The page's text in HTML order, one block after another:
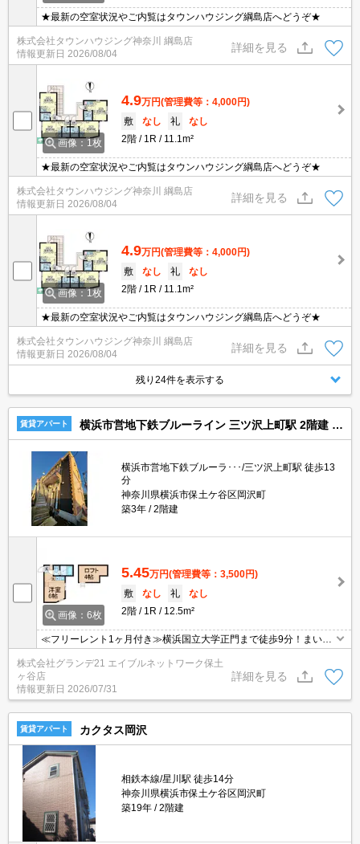
★最新の空室状況やご内覧はタウンハウジング綱島店へどうぞ★
株式会社タウンハウジング神奈川 綱島店
情報更新日 2026/08/04
詳細を見る
画像：1枚
4.9万円(管理費等：4,000円)
敷
なし 礼
なし
2階
1R 11.1m²
★最新の空室状況やご内覧はタウンハウジング綱島店へどうぞ★
株式会社タウンハウジング神奈川 綱島店
情報更新日 2026/08/04
詳細を見る
画像：1枚
4.9万円(管理費等：4,000円)
敷
なし 礼
なし
2階
1R 11.1m²
★最新の空室状況やご内覧はタウンハウジング綱島店へどうぞ★
株式会社タウンハウジング神奈川 綱島店
情報更新日 2026/08/04
詳細を見る
残り24件を表示する
賃貸アパート 横浜市営地下鉄ブルーライン 三ツ沢上町駅 2階建 築3年
横浜市営地下鉄ブルーラ･･･/三ツ沢上町駅 徒歩13
分
神奈川県横浜市保土ケ谷区岡沢町
築3年
2階建
画像：6枚
5.45万円(管理費等：3,500円)
敷
なし 礼
なし
2階
1R 12.5m²
≪フリーレント1ヶ月付き≫横浜国立大学正門まで徒歩9分！まいば
すけっと、コンビニまで徒歩5分！室内物干し・IHクッキングヒー
ター・24時間換気システム・浴室乾燥機など嬉しい設備満載★
株式会社グランデ21 エイブルネットワーク保土
ヶ谷店
情報更新日 2026/07/31
詳細を見る
賃貸アパート カクタス岡沢
相鉄本線/星川駅 徒歩14分
神奈川県横浜市保土ケ谷区岡沢町
築19年
2階建